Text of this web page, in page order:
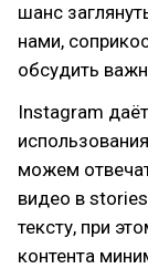
шанс
нами,
обсудить
Instagram
можем
видео в
тексту, при
контента